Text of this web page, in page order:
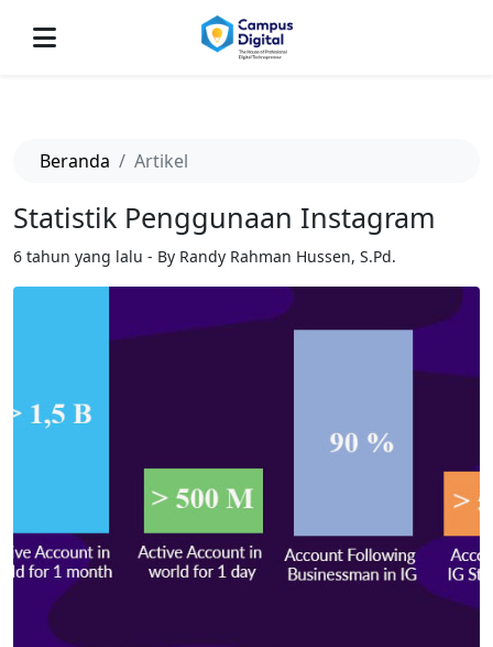
Beranda Artikel
Statistik Penggunaan Instagram
6 tahun yang lalu - By Randy Rahman Hussen, S.Pd.